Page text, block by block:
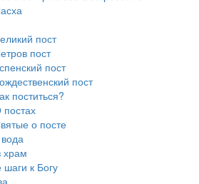
пост
пост
пост
пост
поститься?
о посте
храм
к Богу